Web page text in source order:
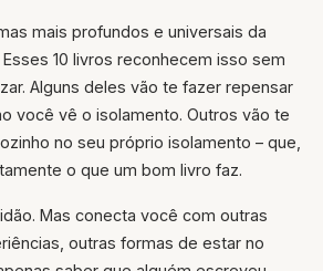
mais profundos e universais da
10 livros reconhecem isso sem
Alguns deles vão te fazer repensar
você vê o isolamento. Outros vão te
no seu próprio isolamento – que,
o que um bom livro faz.
Mas conecta você com outras
outras formas de estar no